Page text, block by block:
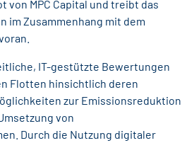
von MPC Capital und treibt das
im Zusammenhang mit dem
IT-gestützte Bewertungen
Flotten hinsichtlich deren
zur Emissionsreduktion
von
Durch die Nutzung digitaler